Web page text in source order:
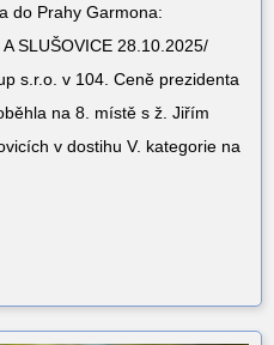
do Prahy Garmona:
SLUŠOVICE 28.10.2025/
s.r.o. v 104. Ceně prezidenta
na 8. místě s ž. Jiřím
v dostihu V. kategorie na